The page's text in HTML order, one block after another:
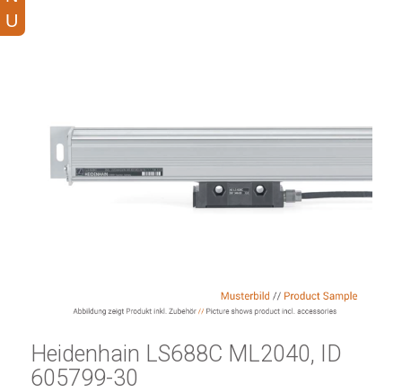
Heidenhain LS688C ML2040, ID
605799-30